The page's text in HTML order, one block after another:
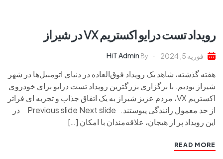
رویداد تست درایو اکستریم VX در شیراز
فوریه 5, 2024 By
HiT Admin
هفته گذشته، شاهد یک رویداد فوق‌العاده در دنیای اتومبیل‌ها در شهر
شیراز بودیم. با برگزاری بزرگترین رویداد تست درایو برای خودروی
اکستریم VX، مردم عزیز شیراز به یک اتفاق جذاب و تجربه ای فراتر
از حد معمول رانندگی پیوستند. Previous slide Next slide در
این رویداد پر از هیجان، علاقه‌مندان با امکان […]
READ MORE